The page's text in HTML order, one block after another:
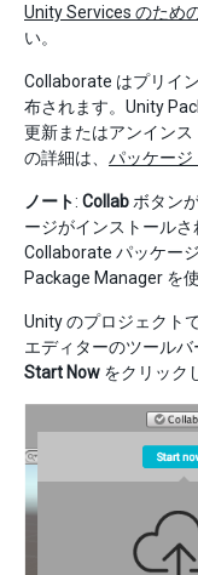
Unity Services のため
い。
Collaborate はプリイ
布されます。Unity
更新またはアンイン
の詳細は、 パッケージ
ノート: Collab ボタン
ージがインストールさ
Collaborate パッケー
Package Manager を
Unity のプロジェクト
エディターのツールバ
Start Now をクリック